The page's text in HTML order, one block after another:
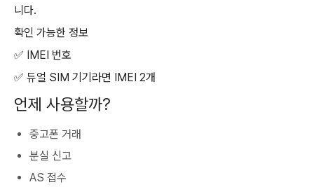
니다.
확인 가능한 정보
✅ IMEI 번호
✅ 듀얼 SIM 기기라면 IMEI 2개
언제 사용할까?
중고폰 거래
분실 신고
AS 접수